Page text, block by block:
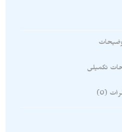
تکمیلی
(0)